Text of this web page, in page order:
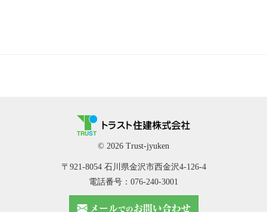
© 2026 Trust-jyuken
〒921-8054 石川県金沢市西金沢4-126-4
電話番号：076-240-3001